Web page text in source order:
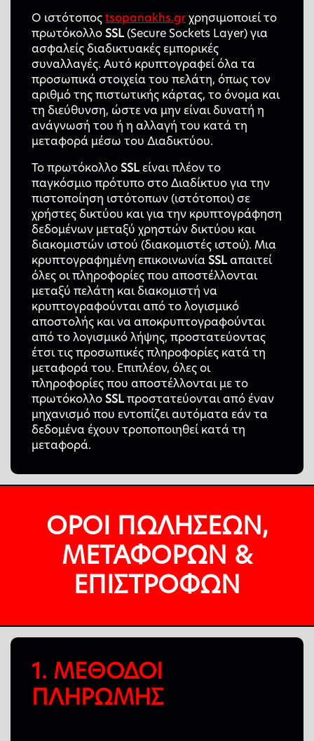
Ο ιστότοποςtsopanakhs.grχρησιμοποιεί το
πρωτόκολλο SSL(Secure Sockets Layer) για
ασφαλείς διαδικτυακές εμπορικές
συναλλαγές. Αυτό κρυπτογραφεί όλα τα
προσωπικά στοιχεία του πελάτη, όπως τον
αριθμό της πιστωτικής κάρτας, το όνομα και
τη διεύθυνση, ώστε να μην είναι δυνατή η
ανάγνωσή του ή η αλλαγή του κατά τη
μεταφορά μέσω του Διαδικτύου.
Το πρωτόκολλο SSLείναι πλέον το
παγκόσμιο πρότυπο στο Διαδίκτυο για την
πιστοποίηση ιστότοπων (ιστότοποι) σε
χρήστες δικτύου και για την κρυπτογράφηση
δεδομένων μεταξύ χρηστών δικτύου και
διακομιστών ιστού (διακομιστές ιστού). Μια
κρυπτογραφημένη επικοινωνία SSLαπαιτεί
όλες οι πληροφορίες που αποστέλλονται
μεταξύ πελάτη και διακομιστή να
κρυπτογραφούνται από το λογισμικό
αποστολής και να αποκρυπτογραφούνται
από το λογισμικό λήψης, προστατεύοντας
έτσι τις προσωπικές πληροφορίες κατά τη
μεταφορά του. Επιπλέον, όλες οι
πληροφορίες που αποστέλλονται με το
πρωτόκολλο SSLπροστατεύονται από έναν
μηχανισμό που εντοπίζει αυτόματα εάν τα
δεδομένα έχουν τροποποιηθεί κατά τη
μεταφορά.
ΟΡΟΙ ΠΩΛΗΣΕΩΝ,
ΜΕΤΑΦΟΡΩΝ &
ΕΠΙΣΤΡΟΦΩΝ
1. ΜΕΘΟΔΟΙ
ΠΛΗΡΩΜΗΣ